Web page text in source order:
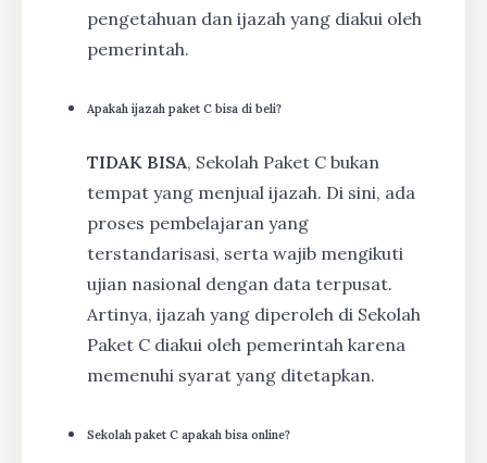
pengetahuan dan ijazah yang diakui oleh
pemerintah.
Apakah ijazah paket C bisa di beli?
TIDAK BISA, Sekolah Paket C bukan
tempat yang menjual ijazah. Di sini, ada
proses pembelajaran yang
terstandarisasi, serta wajib mengikuti
ujian nasional dengan data terpusat.
Artinya, ijazah yang diperoleh di Sekolah
Paket C diakui oleh pemerintah karena
memenuhi syarat yang ditetapkan.
Sekolah paket C apakah bisa online?